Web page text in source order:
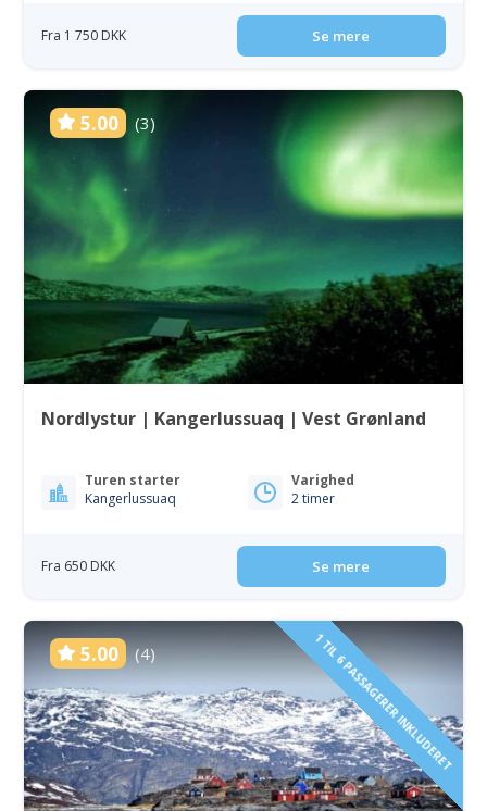
Fra 1 750 DKK Se mere
5.00 (3)
Nordlystur | Kangerlussuaq | Vest Grønland
Turen starter
Kangerlussuaq
Varighed
2 timer
Fra 650 DKK Se mere
5.00 (4) 1 TIL 6 PASSAGERER INKLUDERET